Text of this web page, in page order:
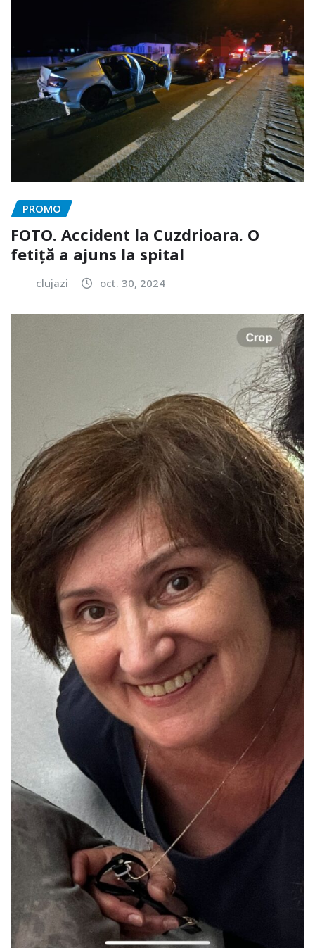
PROMO
FOTO. Accident la Cuzdrioara. O
fetiță a ajuns la spital
clujazi oct. 30, 2024